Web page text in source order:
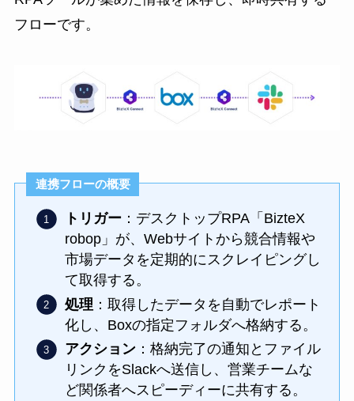
フローです。
連携フローの概要
トリガー：デスクトップRPA「BizteX
robop」が、Webサイトから競合情報や
市場データを定期的にスクレイピングし
て取得する。
処理 ：取得したデータを自動でレポート
化し、Boxの指定フォルダへ格納する。
アクション：格納完了の通知とファイル
リンクをSlackへ送信し、営業チームな
ど関係者へスピーディーに共有する。